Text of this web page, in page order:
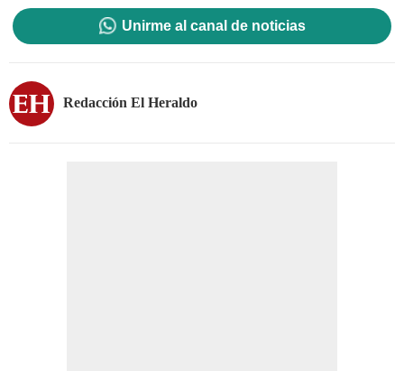
Unirme al canal de noticias
Redacción El Heraldo